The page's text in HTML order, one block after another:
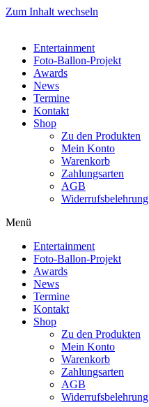
Zum Inhalt wechseln
Entertainment
Foto-Ballon-Projekt
Awards
News
Termine
Kontakt
Shop
Zu den Produkten
Mein Konto
Warenkorb
Zahlungsarten
AGB
Widerrufsbelehrung
Menü
Entertainment
Foto-Ballon-Projekt
Awards
News
Termine
Kontakt
Shop
Zu den Produkten
Mein Konto
Warenkorb
Zahlungsarten
AGB
Widerrufsbelehrung